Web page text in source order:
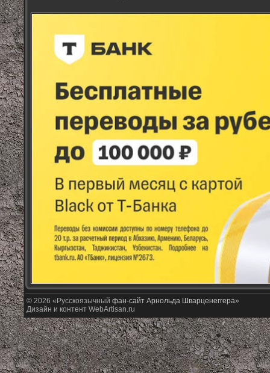
© 2026 «Русскоязычный фан-сайт Арнольда Шварценеггера»
Дизайн и контент WebArtisan.ru